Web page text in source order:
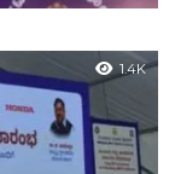
ಅನುಮತಿ, ಶೀಘ್ರ
ದೇಶದಲ್ಲಿ
ಗೃಹ ಸಚಿವ ಡಾ.
1.4K